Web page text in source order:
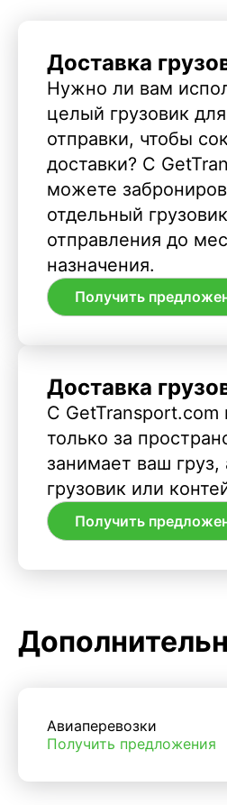
Доставка
Нужно ли вам
целый грузовик
отправки, чтобы
доставки? С
можете
отдельный
отправления до
назначения.
Получить
Доставка
С GetTransport.com
только за
занимает ваш груз,
грузовик или
Получить
Авиаперевозки
Получить предложения